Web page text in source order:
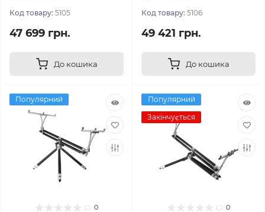
Код товару: 5105
47 699 грн.
До кошика
Код товару: 5106
49 421 грн.
До кошика
Популярний
0
Популярний
Закінчується
0